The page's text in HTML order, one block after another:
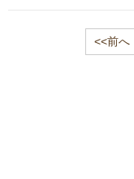
<<前へ